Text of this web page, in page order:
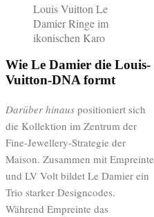
Louis Vuitton Le
Damier Ringe im
ikonischen Karo
Wie Le Damier die Louis-
Vuitton-DNA formt
Darüber hinaus positioniert sich
die Kollektion im Zentrum der
Fine-Jewellery-Strategie der
Maison. Zusammen mit Empreinte
und LV Volt bildet Le Damier ein
Trio starker Designcodes.
Während Empreinte das